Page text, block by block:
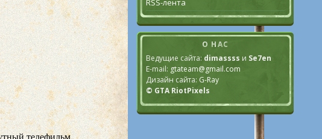
RSS-лента
О НАС
Ведущие сайта: dimassss и Se7en
E-mail: gtateam@gmail.com
Дизайн сайта: G-Ray
© GTA RiotPixels